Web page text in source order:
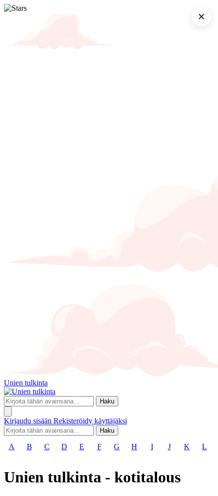
Unien tulkinta
Haku
Kirjaudu sisään Rekisteröidy käyttäjäksi
Haku
A B C D E F G H I J K L
Unien tulkinta - kotitalous